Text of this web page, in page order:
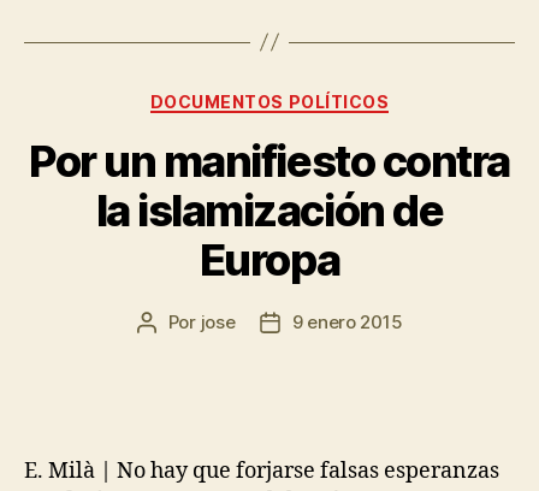
DOCUMENTOS POLÍTICOS
Por un manifiesto contra
la islamización de
Europa
Por jose 9 enero 2015
E. Milà | No hay que forjarse falsas esperanzas